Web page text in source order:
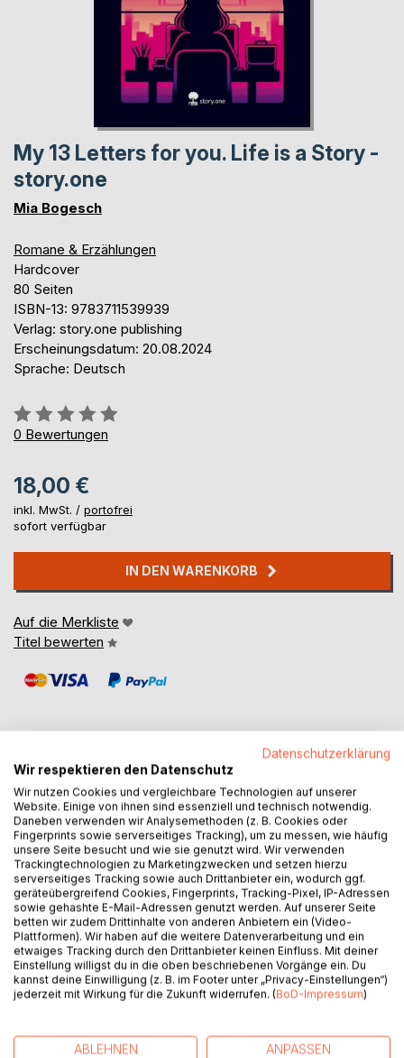
My 13 Letters for you. Life is a Story -
story.one
Mia Bogesch
Romane & Erzählungen
Hardcover
80 Seiten
ISBN-13: 9783711539939
Verlag: story.one publishing
Erscheinungsdatum: 20.08.2024
Sprache: Deutsch
Bewertung::
0%
0 Bewertungen
18,00 €
inkl. MwSt. / portofrei
sofort verfügbar
IN DEN WARENKORB
Auf die Merkliste
Titel bewerten
BESCHREIBUNG
Als Elvis beste Freundin Yumi stirbt, beschließt sie, ihr
Briefe zu schreiben, da in ihrem Leben gerade einiges
passiert, sowohl Gutes als auch Schlechtes.
AUTOR/IN
PRESSESTIMMEN
Datenschutzerklärung
Wir respektieren den Datenschutz
Wir nutzen Cookies und vergleichbare Technologien auf unserer
Website. Einige von ihnen sind essenziell und technisch notwendig.
Daneben verwenden wir Analysemethoden (z. B. Cookies oder
Fingerprints sowie serverseitiges Tracking), um zu messen, wie häufig
unsere Seite besucht und wie sie genutzt wird. Wir verwenden
Trackingtechnologien zu Marketingzwecken und setzen hierzu
serverseitiges Tracking sowie auch Drittanbieter ein, wodurch ggf.
geräteübergreifend Cookies, Fingerprints, Tracking-Pixel, IP-Adressen
sowie gehashte E-Mail-Adressen genutzt werden. Auf unserer Seite
betten wir zudem Drittinhalte von anderen Anbietern ein (Video-
Plattformen). Wir haben auf die weitere Datenverarbeitung und ein
etwaiges Tracking durch den Drittanbieter keinen Einfluss. Mit deiner
Einstellung willigst du in die oben beschriebenen Vorgänge ein. Du
kannst deine Einwilligung (z. B. im Footer unter „Privacy-Einstellungen“)
jederzeit mit Wirkung für die Zukunft widerrufen. (BoD-Impressum)
ABLEHNEN ANPASSEN